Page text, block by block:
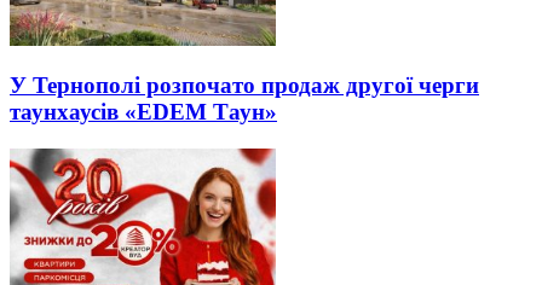
У Тернополі розпочато продаж другої черги
таунхаусів «ЕDEM Таун»